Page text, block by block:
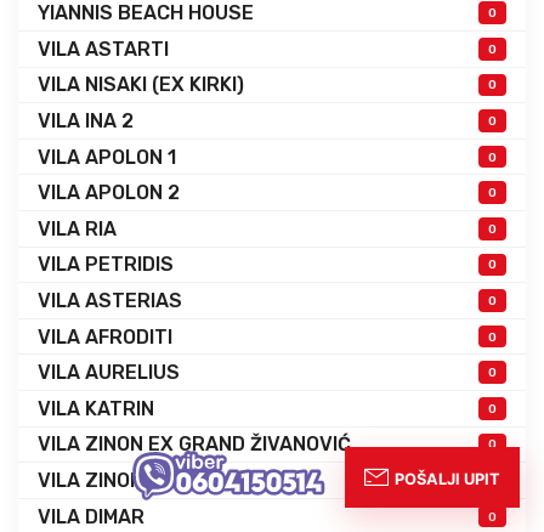
YIANNIS BEACH HOUSE 0
VILA ASTARTI 0
VILA NISAKI (EX KIRKI) 0
VILA INA 2 0
VILA APOLON 1 0
VILA APOLON 2 0
VILA RIA 0
VILA PETRIDIS 0
VILA ASTERIAS 0
VILA AFRODITI 0
VILA AURELIUS 0
VILA KATRIN 0
VILA ZINON EX GRAND ŽIVANOVIĆ 0
VILA ZINON 2 0
VILA DIMAR 0